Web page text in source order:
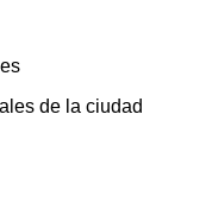
de la ciudad